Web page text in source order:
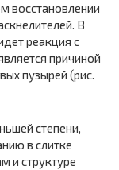
восстановле­нии
В
реакция с
причиной
пузырей (рис.
степени,
в слитке
и структуре